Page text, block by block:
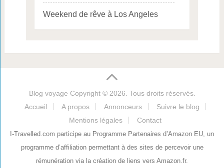
Weekend de rêve à Los Angeles
Blog voyage Copyright © 2026. Tous droits réservés.
Accueil
A propos Annonceurs
Suivre le blog
Mentions légales
Contact
I-Travelled.com participe au Programme Partenaires d’Amazon EU, un
programme d’affiliation permettant à des sites de percevoir une
rémunération via la création de liens vers Amazon.fr.